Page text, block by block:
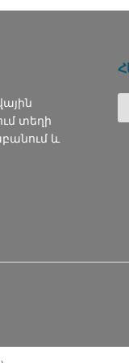
տեղի
և